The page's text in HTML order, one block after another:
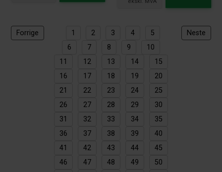
Forrige 1 2 3 4
5
6
7 8 9
10
11
12 13 14
15
16
17 18 19
20
21
22 23 24
25
26
27 28 29
30
31
32 33 34
35
36
37 38 39
40
41
42 43 44
45
46
47 48 49
50
Neste